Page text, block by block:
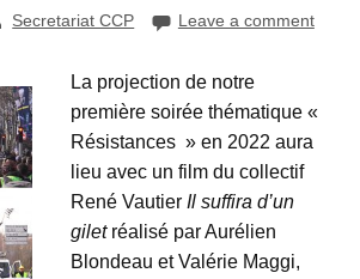
Secretariat CCP Leave a comment
La projection de notre
première soirée thématique «
Résistances » en 2022 aura
lieu avec un film du collectif
René Vautier Il suffira d’un
gilet réalisé par Aurélien
Blondeau et Valérie Maggi,